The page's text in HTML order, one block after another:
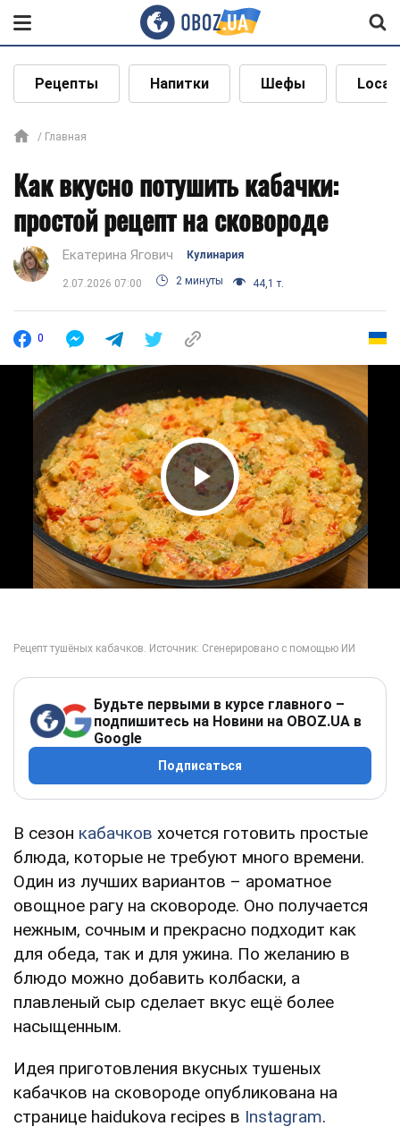
Рецепты Напитки Шефы Local
Главная
Как вкусно потушить кабачки:
простой рецепт на сковороде
Екатерина Ягович Кулинария
2.07.2026 07:00 2 минуты 44,1 т.
0
Play Video
Будьте первыми в курсе главного –
подпишитесь на Новини на OBOZ.UA в
Google
Подписаться
В сезон кабачков хочется готовить простые
блюда, которые не требуют много времени.
Один из лучших вариантов – ароматное
овощное рагу на сковороде. Оно получается
нежным, сочным и прекрасно подходит как
для обеда, так и для ужина. По желанию в
блюдо можно добавить колбаски, а
плавленый сыр сделает вкус ещё более
насыщенным.
Идея приготовления вкусных тушеных
кабачков на сковороде опубликована на
странице haidukova recipes в Instagram.